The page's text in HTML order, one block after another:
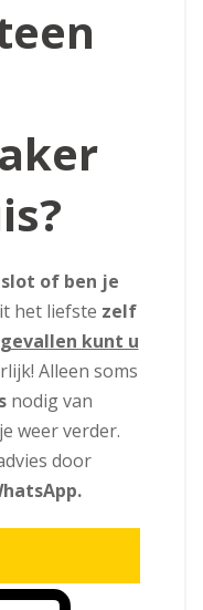
slot of ben je
het liefste zelf
kunt u
Alleen soms
nodig van
weer verder.
door